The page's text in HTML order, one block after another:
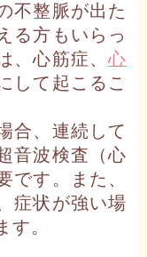
不整脈が出た
る方もいらっ
、心筋症、心
して起こるこ
合、連続して
音波検査（心
です。また、
症状が強い場
。